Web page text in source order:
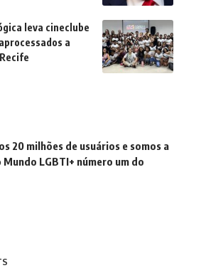
leva cineclube
a
20 milhões de usuários e somos a
LGBTI+ número um do